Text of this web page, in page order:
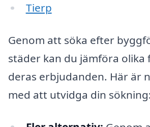
Tierp
Genom att söka efter
städer kan du jämföra olika
deras erbjudanden. Här är
med att utvidga din sökning: